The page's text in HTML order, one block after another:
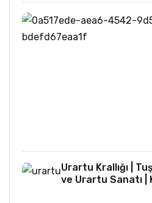
Urartu Krallığı |
ve Urartu Sanatı |